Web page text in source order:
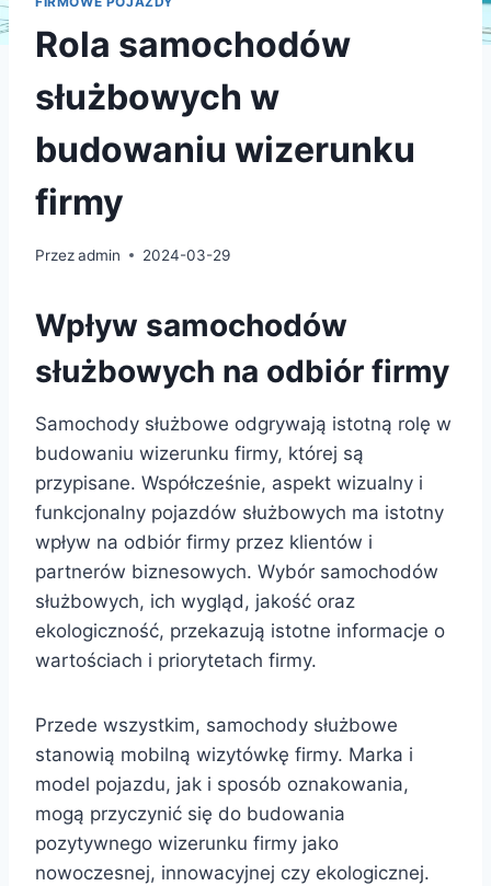
Rola samochodów
służbowych w
budowaniu wizerunku
firmy
Przezadmin 2024-03-29
Wpływ samochodów
służbowych na odbiór firmy
Samochody służbowe odgrywają istotną rolę w
budowaniu wizerunku firmy, której są
przypisane. Współcześnie, aspekt wizualny i
funkcjonalny pojazdów służbowych ma istotny
wpływ na odbiór firmy przez klientów i
partnerów biznesowych. Wybór samochodów
służbowych, ich wygląd, jakość oraz
ekologiczność, przekazują istotne informacje o
wartościach i priorytetach firmy.
Przede wszystkim, samochody służbowe
stanowią mobilną wizytówkę firmy. Marka i
model pojazdu, jak i sposób oznakowania,
mogą przyczynić się do budowania
pozytywnego wizerunku firmy jako
nowoczesnej, innowacyjnej czy ekologicznej.